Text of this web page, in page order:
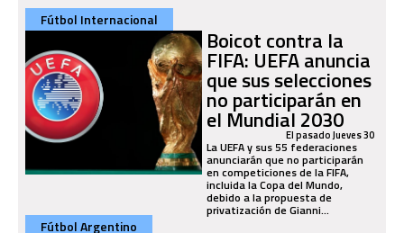
Fútbol Internacional
Boicot contra la
FIFA: UEFA anuncia
que sus selecciones
no participarán en
el Mundial 2030
El pasado Jueves 30
La UEFA y sus 55 federaciones
anunciarán que no participarán
en competiciones de la FIFA,
incluida la Copa del Mundo,
debido a la propuesta de
privatización de Gianni...
Fútbol Argentino